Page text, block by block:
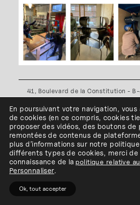
41, Boulevard de la Constitution - B-
Plan d'accès•Politique de
cookies•Conditions
l'ESA Saint-Luc Liège est
En poursuivant votre navigation,
de cookies (en ce compris, cookies
proposer des vidéos, des boutons de
remontées de contenus de
plus d’informations sur notre
différents types de cookies, merci de
connaissance de la politique relative
Personnaliser.
Ok, tout accepter